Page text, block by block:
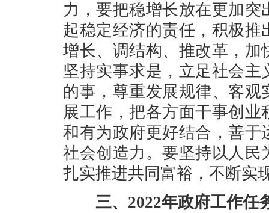
力，要把稳增长放在更加
起稳定经济的责任，积极
增长、调结构、推改革，
坚持实事求是，立足社会
的事，尊重发展规律、客
展工作，把各方面干事创
和有为政府更好结合，善
社会创造力。要坚持以人
扎实推进共同富裕，不断实
三、2022年政府工作任